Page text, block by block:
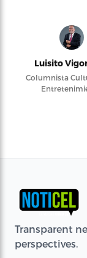
Luisito
Columnista
Transparent
perspectives.